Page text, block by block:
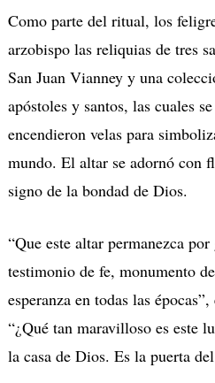
Como parte del ritual, los
arzobispo las reliquias de tres
San Juan Vianney y una
apóstoles y santos, las cuales
encendieron velas para
mundo. El altar se adornó con f
signo de la bondad de Dios.
“Que este altar permanezca
testimonio de fe, monumento
esperanza en todas las
“¿Qué tan maravilloso es este
la casa de Dios. Es la puerta